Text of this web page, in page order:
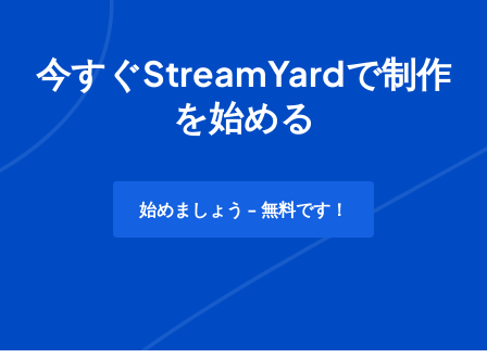
今すぐStreamYardで制作
を始める
始めましょう - 無料です！